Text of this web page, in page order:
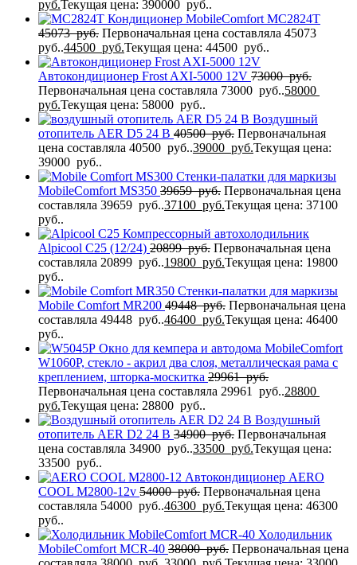
руб.Текущая цена: 390000 руб..
Кондиционер MobileComfort MC2824T
45073руб. Первоначальная цена составляла 45073
руб..44500 руб.Текущая цена: 44500 руб..
Автокондиционер Frost AXI-5000 12V 73000руб.
Первоначальная цена составляла 73000 руб..58000
руб.Текущая цена: 58000 руб..
Воздушный
отопитель AER D5 24 В 40500руб. Первоначальная
цена составляла 40500 руб..39000 руб.Текущая цена:
39000 руб..
Стенки-палатки для маркизы
MobileComfort MS350 39659руб. Первоначальная цена
составляла 39659 руб..37100 руб.Текущая цена: 37100
руб..
Компрессорный автохолодильник
Alpicool C25 (12/24) 20899руб. Первоначальная цена
составляла 20899 руб..19800 руб.Текущая цена: 19800
руб..
Стенки-палатки для маркизы
Mobile Comfort МR200 49448руб. Первоначальная цена
составляла 49448 руб..46400 руб.Текущая цена: 46400
руб..
Окно для кемпера и автодома MobileComfort
W1060P, стекло - акрил два слоя, металлическая рама с
креплением, шторка-москитка 29961руб.
Первоначальная цена составляла 29961 руб..28800
руб.Текущая цена: 28800 руб..
Воздушный
отопитель AER D2 24 В 34900руб. Первоначальная
цена составляла 34900 руб..33500 руб.Текущая цена:
33500 руб..
Автокондиционер AERO
COOL M2800-12v 54000руб. Первоначальная цена
составляла 54000 руб..46300 руб.Текущая цена: 46300
руб..
Холодильник
MobileComfort MCR-40 38000руб. Первоначальная цена